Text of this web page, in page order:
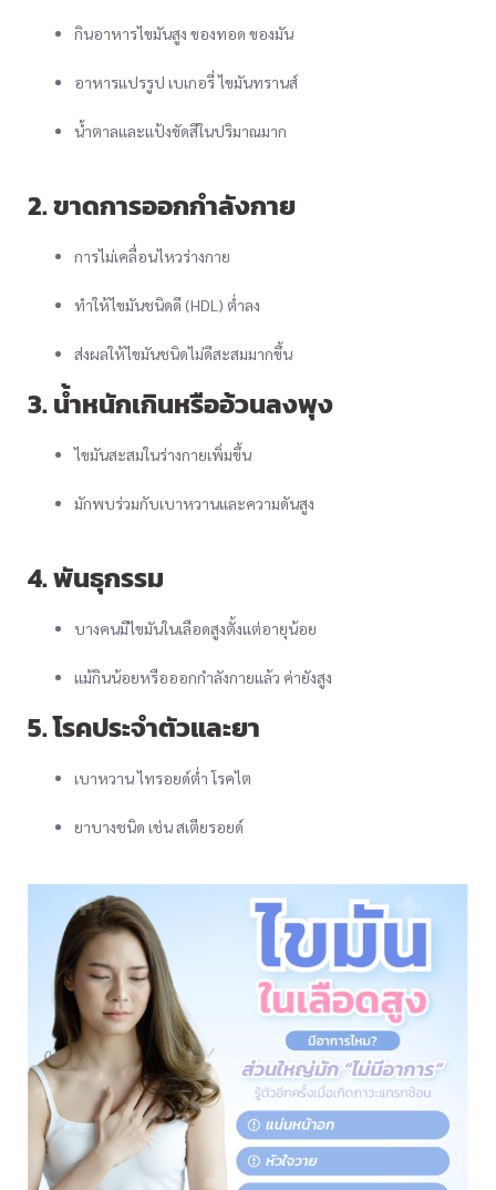
กินอาหารไขมันสูง ของทอด ของมัน
อาหารแปรรูป เบเกอรี่ ไขมันทรานส์
น้ำตาลและแป้งขัดสีในปริมาณมาก
2. ขาดการออกกำลังกาย
การไม่เคลื่อนไหวร่างกาย
ทำให้ไขมันชนิดดี (HDL) ต่ำลง
ส่งผลให้ไขมันชนิดไม่ดีสะสมมากขึ้น
3. น้ำหนักเกินหรืออ้วนลงพุง
ไขมันสะสมในร่างกายเพิ่มขึ้น
มักพบร่วมกับเบาหวานและความดันสูง
4. พันธุกรรม
บางคนมีไขมันในเลือดสูงตั้งแต่อายุน้อย
แม้กินน้อยหรือออกกำลังกายแล้ว ค่ายังสูง
5. โรคประจำตัวและยา
เบาหวาน ไทรอยด์ต่ำ โรคไต
ยาบางชนิด เช่น สเตียรอยด์